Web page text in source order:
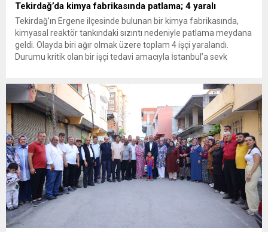
Tekirdağ’da kimya fabrikasında patlama; 4 yaralı
Tekirdağ’ın Ergene ilçesinde bulunan bir kimya fabrikasında,
kimyasal reaktör tankındaki sızıntı nedeniyle patlama meydana
geldi. Olayda biri ağır olmak üzere toplam 4 işçi yaralandı.
Durumu kritik olan bir işçi tedavi amacıyla İstanbul’a sevk
ilçesine...